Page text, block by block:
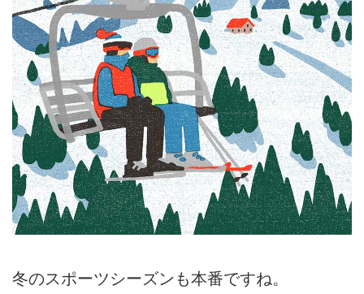
冬のスポーツシーズンも本番ですね。